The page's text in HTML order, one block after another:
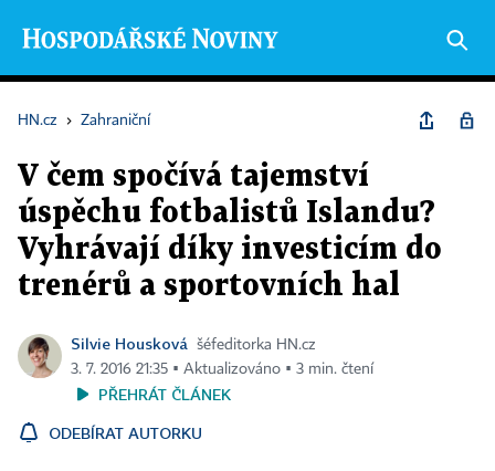
HN.cz › Zahraniční
V čem spočívá tajemství
úspěchu fotbalistů Islandu?
Vyhrávají díky investicím do
trenérů a sportovních hal
Silvie Housková
šéfeditorka HN.cz
3. 7. 2016 21:35 ▪ Aktualizováno ▪ 3 min. čtení
PŘEHRÁT ČLÁNEK
ODEBÍRAT AUTORKU